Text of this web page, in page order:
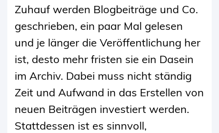
Zuhauf werden Blogbeiträge und Co.
geschrieben, ein paar Mal gelesen
und je länger die Veröffentlichung her
ist, desto mehr fristen sie ein Dasein
im Archiv. Dabei muss nicht ständig
Zeit und Aufwand in das Erstellen von
neuen Beiträgen investiert werden.
Stattdessen ist es sinnvoll,